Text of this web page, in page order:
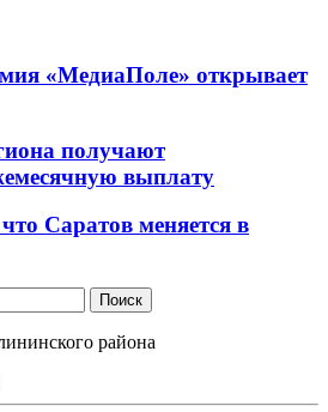
«МедиаПоле» открывает
получают
выплату
Саратов меняется в